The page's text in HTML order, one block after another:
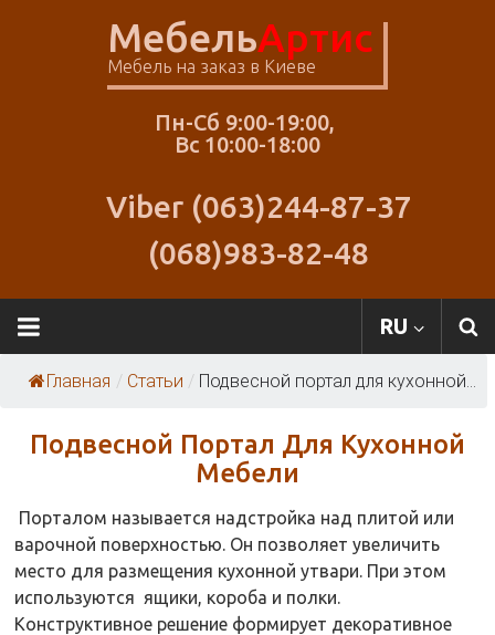
МебельАртис
Мебель на заказ в Киеве
Пн-Сб 9:00-19:00,
Вс 10:00-18:00
Viber (063)244-87-37
(068)983-82-48
RU
Главная / Статьи / Подвесной портал для кухонной...
Подвесной Портал Для Кухонной
Мебели
Порталом называется надстройка над плитой или
варочной поверхностью. Он позволяет увеличить
место для размещения кухонной утвари. При этом
используются ящики, короба и полки.
Конструктивное решение формирует декоративное